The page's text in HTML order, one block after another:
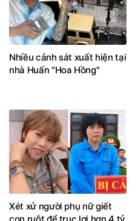
Nhiều cảnh sát xuất hiện tại
nhà Huấn "Hoa Hồng"
Xét xử người phụ nữ giết